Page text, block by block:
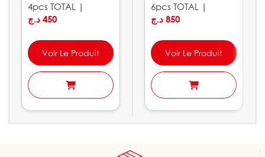
4pcs TOTAL |
THTDC250401
450 د.ج
Voir Le Produit
6pcs TOTAL |
THT250606
850 د.ج
Voir Le Produit